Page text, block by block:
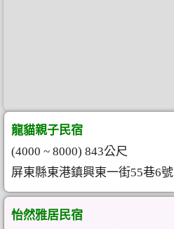
龍貓親子民宿
(4000 ~ 8000) 843公尺
屏東縣東港鎮興東一街55巷6號
怡然雅居民宿